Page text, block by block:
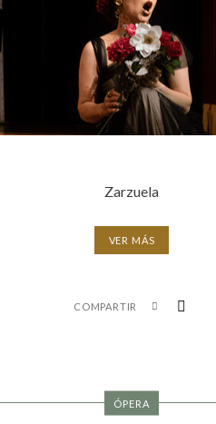
Zarzuela
VER MÁS
COMPARTIR
ÓPERA